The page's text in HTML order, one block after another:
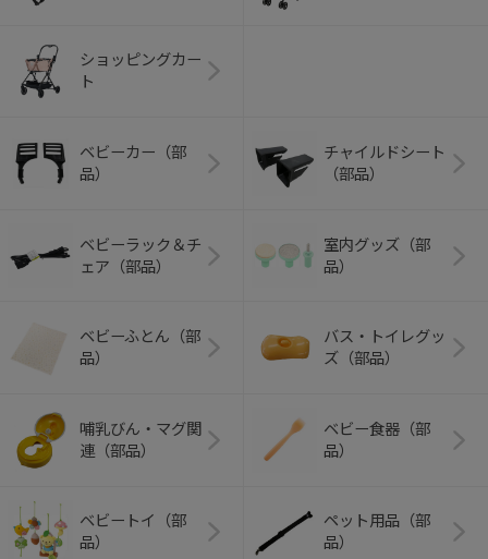
ショッピングカー
ト
ベビーカー（部
品）
チャイルドシート
（部品）
ベビーラック＆チ
ェア（部品）
室内グッズ（部
品）
ベビーふとん（部
品）
バス・トイレグッ
ズ（部品）
哺乳びん・マグ関
連（部品）
ベビー食器（部
品）
ベビートイ（部
品）
ペット用品（部
品）